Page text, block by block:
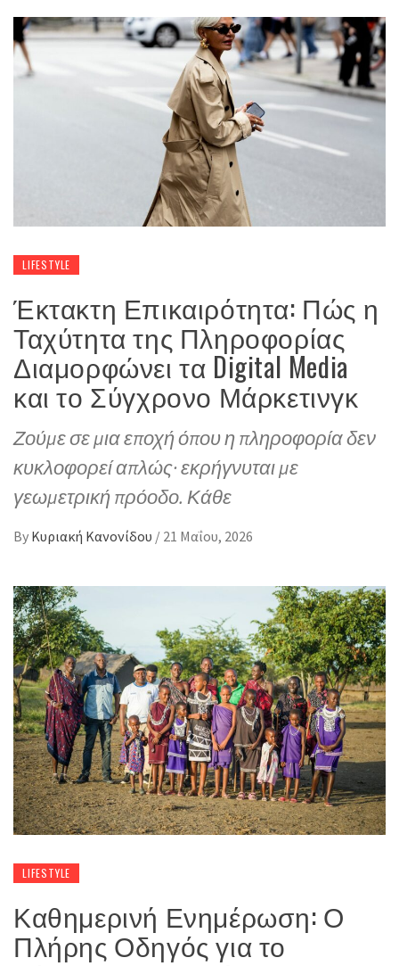
LIFESTYLE
Έκτακτη Επικαιρότητα: Πώς η
Ταχύτητα της Πληροφορίας
Διαμορφώνει τα Digital Media
και το Σύγχρονο Μάρκετινγκ
Ζούμε σε μια εποχή όπου η πληροφορία δεν
κυκλοφορεί απλώς· εκρήγνυται με
γεωμετρική πρόοδο. Κάθε
By Κυριακή Κανονίδου / 21 Μαΐου, 2026
LIFESTYLE
Καθημερινή Ενημέρωση: Ο
Πλήρης Οδηγός για το